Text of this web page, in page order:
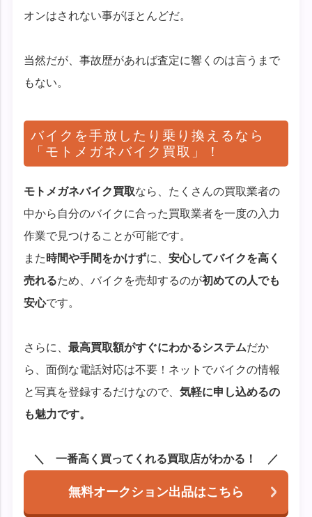
オンはされない事がほとんどだ。
当然だが、事故歴があれば査定に響くのは言うまで
もない。
バイクを手放したり乗り換えるなら
「モトメガネバイク買取」！
モトメガネバイク買取なら、たくさんの買取業者の
中から自分のバイクに合った買取業者を一度の入力
作業で見つけることが可能です。
また 時間や手間をかけずに、安心してバイクを高く
売れるため、バイクを売却するのが初めての人でも
安心です。
さらに、最高買取額がすぐにわかるシステムだか
ら、面倒な電話対応は不要！ネットでバイクの情報
と写真を登録するだけなので、気軽に申し込めるの
も魅力です。
一番高く買ってくれる買取店がわかる！
無料オークション出品はこちら